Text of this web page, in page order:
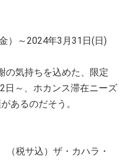
）～2024年3月31日(日)
の気持ちを込めた、限定
日～、ホカンス滞在ニーズ
あるのだそう。
税サ込）ザ・カハラ・